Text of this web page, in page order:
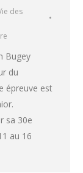
des
Bugey
du
épreuve est
sa 30e
au 16